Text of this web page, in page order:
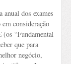
anual dos exames
consideração
(os “Fundamental
que para
negócio,